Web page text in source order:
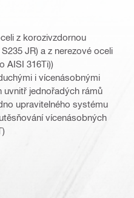
z korozivzdornou
JR) a z nerezové oceli
AISI 316Ti))
i vícenásobnými
uvnitř jednořadých rámů
upravitelného systému
vícenásobných